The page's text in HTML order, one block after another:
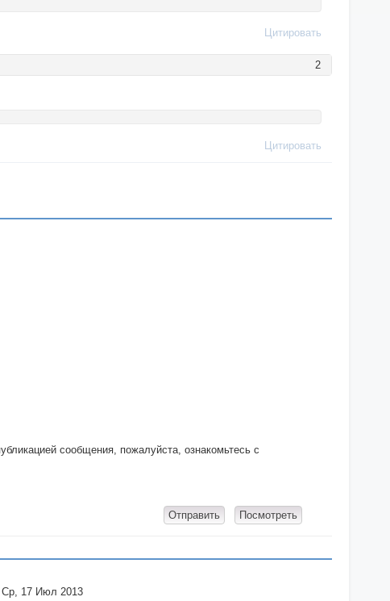
Цитировать
2
Цитировать
сообщения, пожалуйста, ознакомьтесь с
Ср, 17 Июл 2013